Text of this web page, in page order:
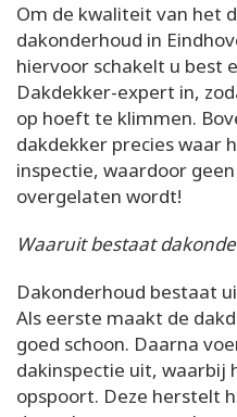
Om de kwaliteit van het
dakonderhoud in
hiervoor schakelt u best
Dakdekker-expert in,
op hoeft te klimmen.
dakdekker precies waar
inspectie, waardoor
overgelaten wordt!
Waaruit bestaat
Dakonderhoud bestaat
Als eerste maakt de
goed schoon. Daarna
dakinspectie uit, waarbij
opspoort. Deze herstelt